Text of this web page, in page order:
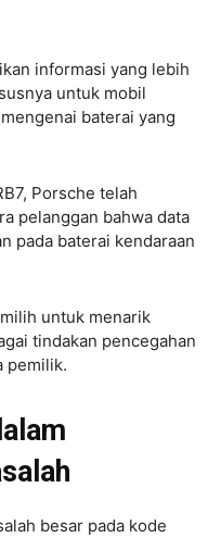
informasi yang lebih
untuk mobil
baterai yang
Porsche telah
pelanggan bahwa data
pada baterai kendaraan
untuk menarik
tindakan pencegahan
pemilik.
besar pada kode